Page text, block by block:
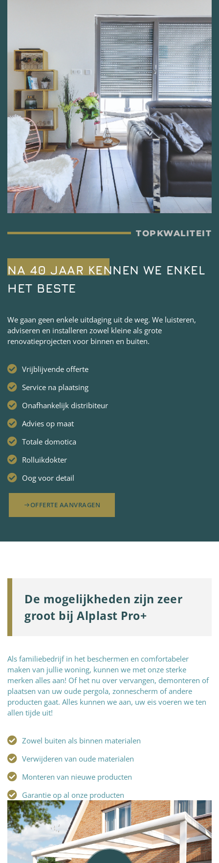
TOPKWALITEIT
NA 40 JAAR KENNEN WE ENKEL
HET BESTE
We gaan geen enkele uitdaging uit de weg. We luisteren,
adviseren en installeren zowel kleine als grote
renovatieprojecten voor binnen en buiten.
Vrijblijvende offerte
Service na plaatsing
Onafhankelijk distribiteur
Advies op maat
Totale domotica
Rolluikdokter
Oog voor detail
OFFERTE AANVRAGEN
De mogelijkheden zijn zeer
groot bij Alplast Pro+
Als familiebedrijf in het beschermen en comfortabeler
maken van jullie woning, kunnen we met onze sterke
merken alles aan! Of het nu over vervangen, demonteren of
plaatsen van uw oude pergola, zonnescherm of andere
producten gaat. Alles kunnen we aan, uw eis voeren we ten
allen tijde uit!
Zowel buiten als binnen materialen
Verwijderen van oude materialen
Monteren van nieuwe producten
Garantie op al onze producten